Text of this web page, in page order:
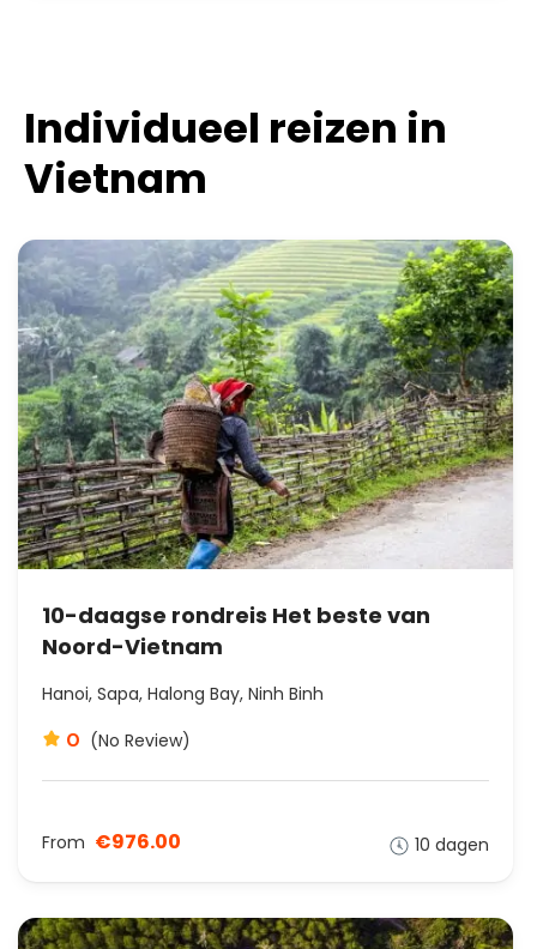
Individueel reizen in
Vietnam
10-daagse rondreis Het beste van
Noord-Vietnam
Hanoi, Sapa, Halong Bay, Ninh Binh
0 (No Review)
From €976.00 10 dagen